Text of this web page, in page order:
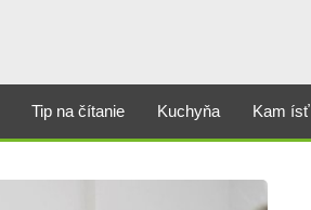
Tip na čítanie Kuchyňa Kam ísť